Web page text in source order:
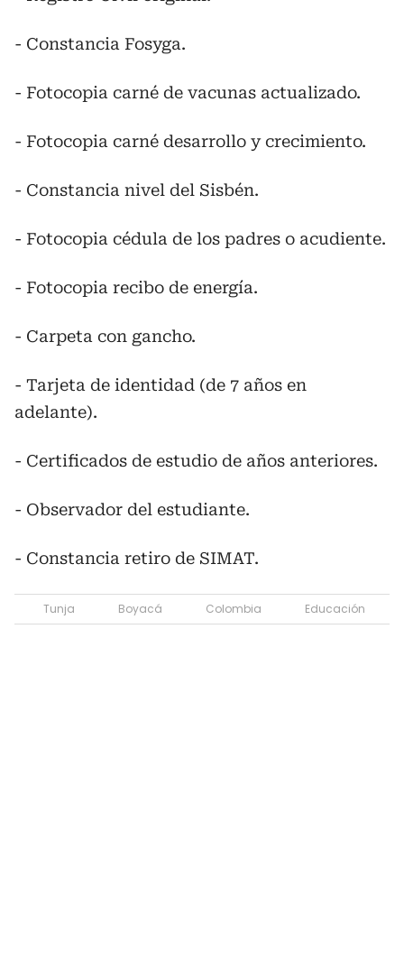
- Constancia Fosyga.
- Fotocopia carné de vacunas actualizado.
- Fotocopia carné desarrollo y crecimiento.
- Constancia nivel del Sisbén.
- Fotocopia cédula de los padres o acudiente.
- Fotocopia recibo de energía.
- Carpeta con gancho.
- Tarjeta de identidad (de 7 años en
adelante).
- Certificados de estudio de años anteriores.
- Observador del estudiante.
- Constancia retiro de SIMAT.
Tunja Boyacá Colombia Educación